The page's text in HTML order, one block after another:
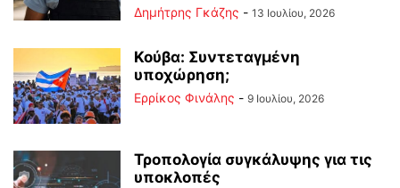
Δημήτρης Γκάζης - 13 Ιουλίου, 2026
Κούβα: Συντεταγμένη
υποχώρηση;
Ερρίκος Φινάλης - 9 Ιουλίου, 2026
Τροπολογία συγκάλυψης για τις
υποκλοπές